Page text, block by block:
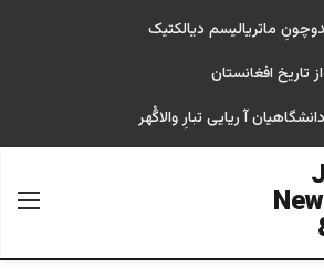
ماتریالیسم دیالکتیک
تاریخ افغانستان
آ ریایی تبارِ والاگُهر